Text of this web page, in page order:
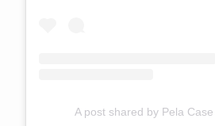
A post shared by Pela